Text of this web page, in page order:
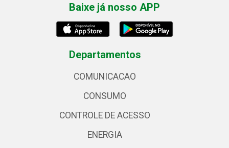
Baixe já nosso APP
Departamentos
COMUNICACAO
CONSUMO
CONTROLE DE ACESSO
ENERGIA